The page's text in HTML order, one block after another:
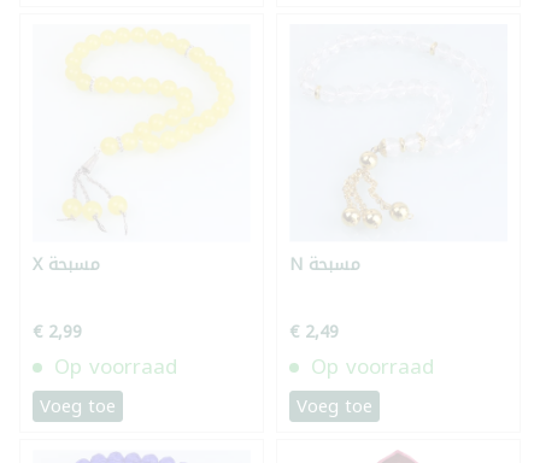
X مسبحة
€ 2,99
Op voorraad
Voeg toe
N مسبحة
€ 2,49
Op voorraad
Voeg toe